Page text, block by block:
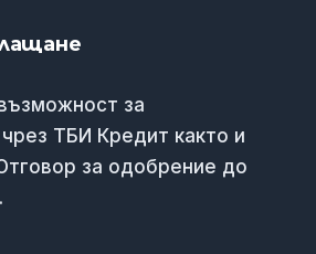
за
ТБИ Кредит както и
за одобрение до